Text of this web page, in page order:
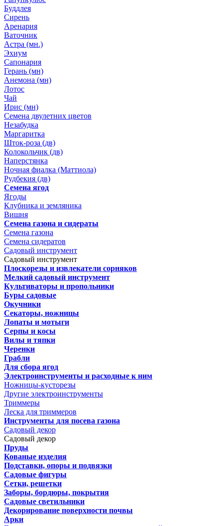
Буддлея
Сирень
Аренария
Ваточник
Астра (мн.)
Эхиум
Сапонария
Герань (мн)
Анемона (мн)
Лотос
Чай
Ирис (мн)
Семена двулетних цветов
Незабудка
Маргаритка
Шток-роза (дв)
Колокольчик (дв)
Наперстянка
Ночная фиалка (Маттиола)
Рудбекия (дв)
Семена ягод
Ягоды
Клубника и земляника
Вишня
Семена газона и сидераты
Семена газона
Семена сидератов
Садовый инструмент
Садовый инструмент
Плоскорезы и извлекатели сорняков
Мелкий садовый инструмент
Культиваторы и пропольники
Буры садовые
Окучники
Секаторы, ножницы
Лопаты и мотыги
Серпы и косы
Вилы и тяпки
Черенки
Грабли
Для сбора ягод
Электроинструменты и расходные к ним
Ножницы-кусторезы
Другие электроинструменты
Триммеры
Леска для триммеров
Инструменты для посева газона
Садовый декор
Садовый декор
Пруды
Кованые изделия
Подставки, опоры и подвязки
Садовые фигуры
Сетки, решетки
Заборы, бордюры, покрытия
Садовые светильники
Декорирование поверхности почвы
Арки